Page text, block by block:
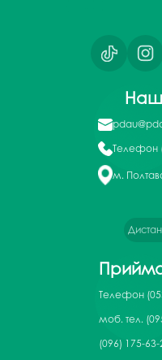
Телефон
м.
Телефон
моб. тел.
(096) 175-63-